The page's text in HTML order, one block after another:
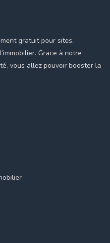
gratuit pour sites,
Grace à notre
vous allez pouvoir booster la